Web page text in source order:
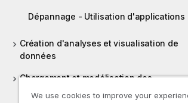
Dépannage - Utilisation d'applications
Création d'analyses et visualisation de
données
Chargement et modélisation des
We use cookies to improve your